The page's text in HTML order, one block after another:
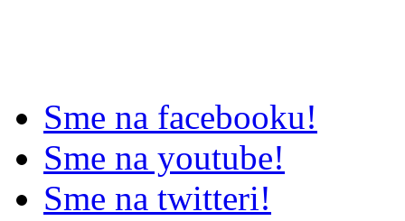
Sme na facebooku!
Sme na youtube!
Sme na twitteri!